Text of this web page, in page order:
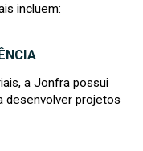
incluem:
a Jonfra possui
desenvolver projetos